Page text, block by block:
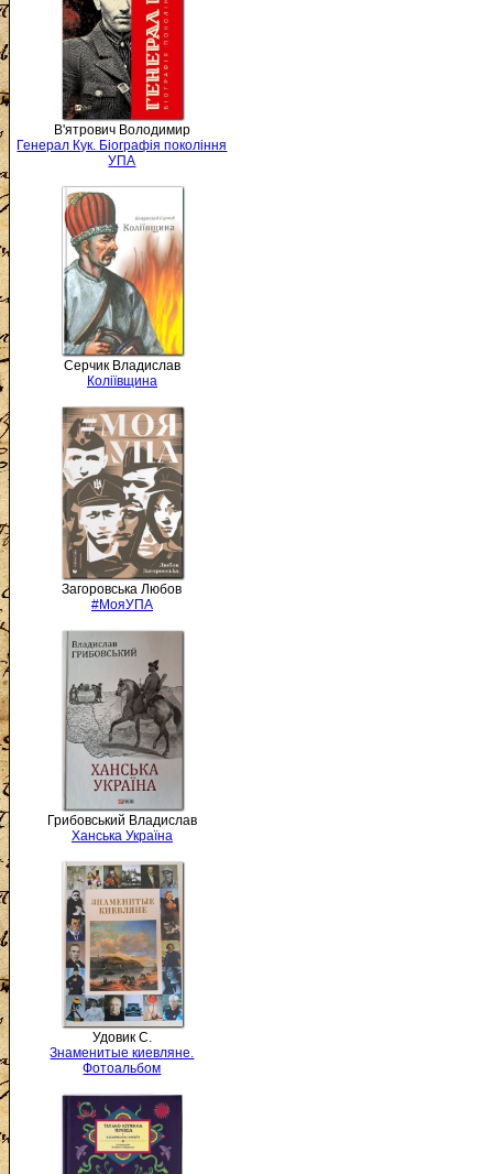
В'ятрович Володимир
Генерал Кук. Біографія покоління
УПА
Серчик Владислав
Коліївщина
Загоровська Любов
#МояУПА
Грибовський Владислав
Ханська Україна
Удовик С.
Знаменитые киевляне.
Фотоальбом